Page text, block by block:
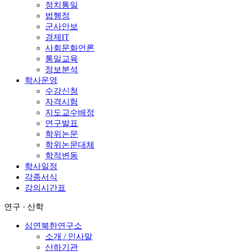
정치통일
법행정
군사안보
경제IT
사회문화언론
통일교육
정보분석
학사운영
수강신청
자격시험
지도교수배정
연구발표
학위논문
학위논문대체
학적변동
학사일정
각종서식
강의시간표
연구 · 산학
심연북한연구소
소개 / 인사말
산하기관